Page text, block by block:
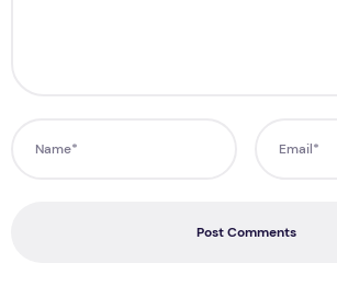
Post Comments